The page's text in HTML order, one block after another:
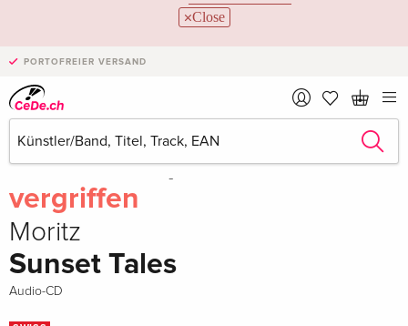
Close
PORTOFREIER VERSAND
vergriffen
Moritz
Sunset Tales
Audio-CD